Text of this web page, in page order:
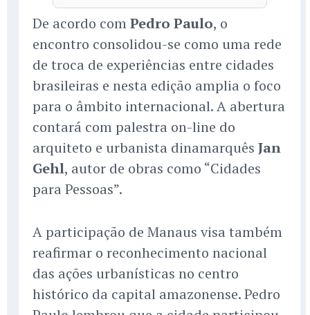
De acordo comPedro Paulo, o
encontro consolidou-se como uma rede
de troca de experiências entre cidades
brasileiras e nesta edição amplia o foco
para o âmbito internacional. A abertura
contará com palestra on-line do
arquiteto e urbanista dinamarquês Jan
Gehl, autor de obras como “Cidades
para Pessoas”.
A participação de Manaus visa também
reafirmar o reconhecimento nacional
das ações urbanísticas no centro
histórico da capital amazonense. Pedro